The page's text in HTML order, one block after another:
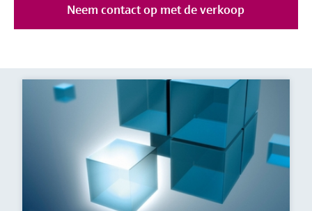
Neem contact op met de verkoop